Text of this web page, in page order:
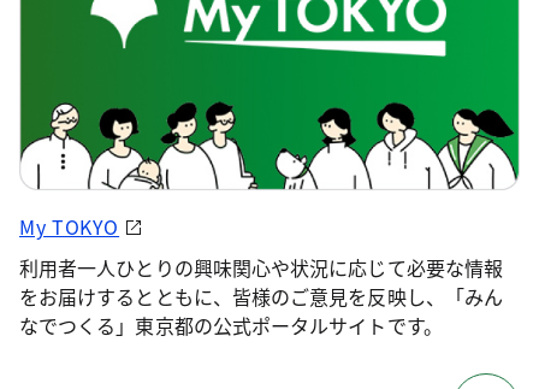
My TOKYO
利用者一人ひとりの興味関心や状況に応じて必要な情報
をお届けするとともに、皆様のご意見を反映し、「みん
なでつくる」東京都の公式ポータルサイトです。